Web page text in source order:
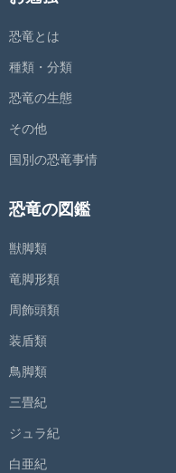
恐竜とは
種類・分類
恐竜の生態
その他
国別の恐竜事情
恐竜の図鑑
獣脚類
竜脚形類
周飾頭類
装盾類
鳥脚類
三畳紀
ジュラ紀
白亜紀